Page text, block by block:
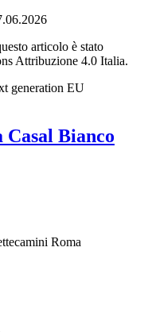
articolo è stato
Attribuzione 4.0 Italia.
Casal Bianco
Roma